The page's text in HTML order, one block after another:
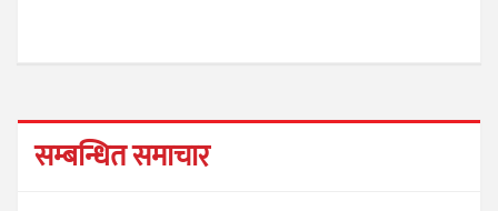
सम्बन्धित समाचार